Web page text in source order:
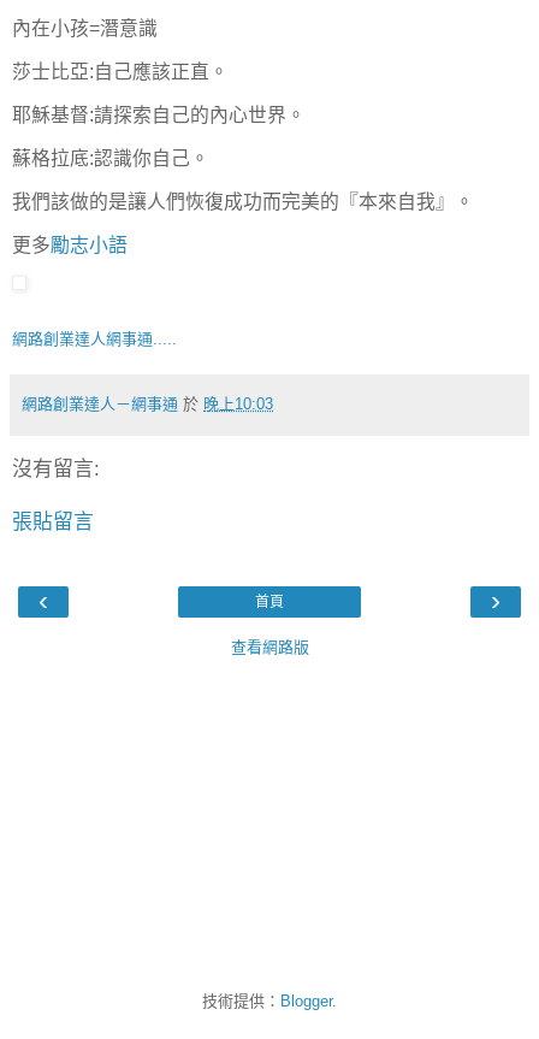
內在小孩=潛意識
莎士比亞:自己應該正直。
耶穌基督:請探索自己的內心世界。
蘇格拉底:認識你自己。
我們該做的是讓人們恢復成功而完美的『本來自我』。
更多勵志小語
網路創業達人網事通.....
網路創業達人－網事通 於 晚上10:03
沒有留言:
張貼留言
‹ ›
首頁
查看網路版
技術提供： Blogger.